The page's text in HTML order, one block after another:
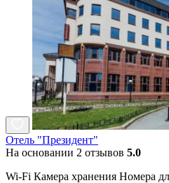
Отель "Президент"
На основании 2 отзывов 5.0
Wi-Fi Камера хранения Номера